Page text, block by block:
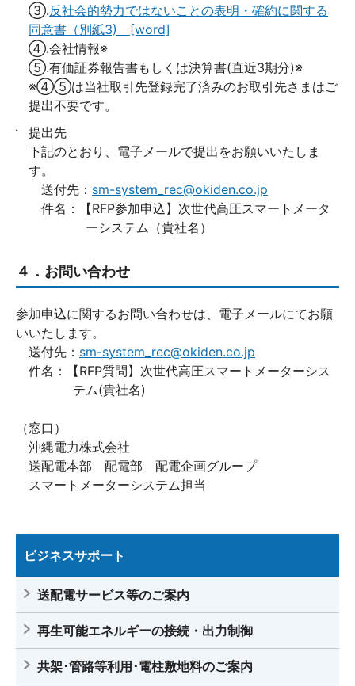
③.反社会的勢力ではないことの表明・確約に関する
同意書（別紙3) [word]
④.会社情報※
⑤.有価証券報告書もしくは決算書(直近3期分)※
※④⑤は当社取引先登録完了済みのお取引先さまはご
提出不要です。
提出先
下記のとおり、電子メールで提出をお願いいたしま
す。
送付先： sm-system_rec@okiden.co.jp
件名：【RFP参加申込】次世代高圧スマートメータ
ーシステム（貴社名）
４．お問い合わせ
参加申込に関するお問い合わせは、電子メールにてお願
いいたします。
送付先： sm-system_rec@okiden.co.jp
件名：【RFP質問】次世代高圧スマートメーターシス
テム(貴社名)
（窓口）
沖縄電力株式会社
送配電本部 配電部 配電企画グループ
スマートメーターシステム担当
ビジネスサポート
送配電サービス等のご案内
再生可能エネルギーの接続・出力制御
共架･管路等利用･電柱敷地料のご案内